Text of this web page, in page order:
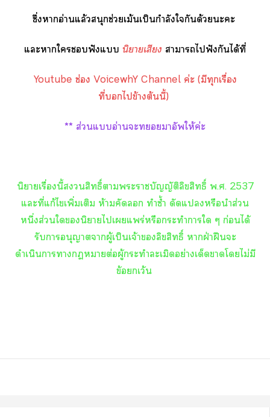
ซึ่งาอ่านแล้วสนุกช่วยเม้นเป็นกำลังใกันด้วยะะ
แะาใฟังแ นิยายเสียง าาไฟังกันได้ที่
Youtube ช่อง VoicewhY Channel ค่ะ (มีทุกเรื่อง
ที่ไข้างต้นนี้)
** ส่วนแอ่านะาอัพให้ค่ะ
นิยายเรื่องนี้สิทธิ์าะาบัญญัติลิขสิทธิ์ พ.ศ. 2537
แะที่แก้ไเพิ่มเติม ห้ามคัด ทำซ้ำ ดัดแหรือนำส่วน
หนึ่งส่วนในิยายไเแพร่หรือกระทำาใ ๆ ก่อนได้
รับาอนุญาตาผู้เป็นเจ้าลิขสิทธิ์ าฝ่าฝืนะ
ดำเนินาาาต่อผู้กระทำละเมิดอย่างเด็ดาโไม่มี
ข้อยกเว้น